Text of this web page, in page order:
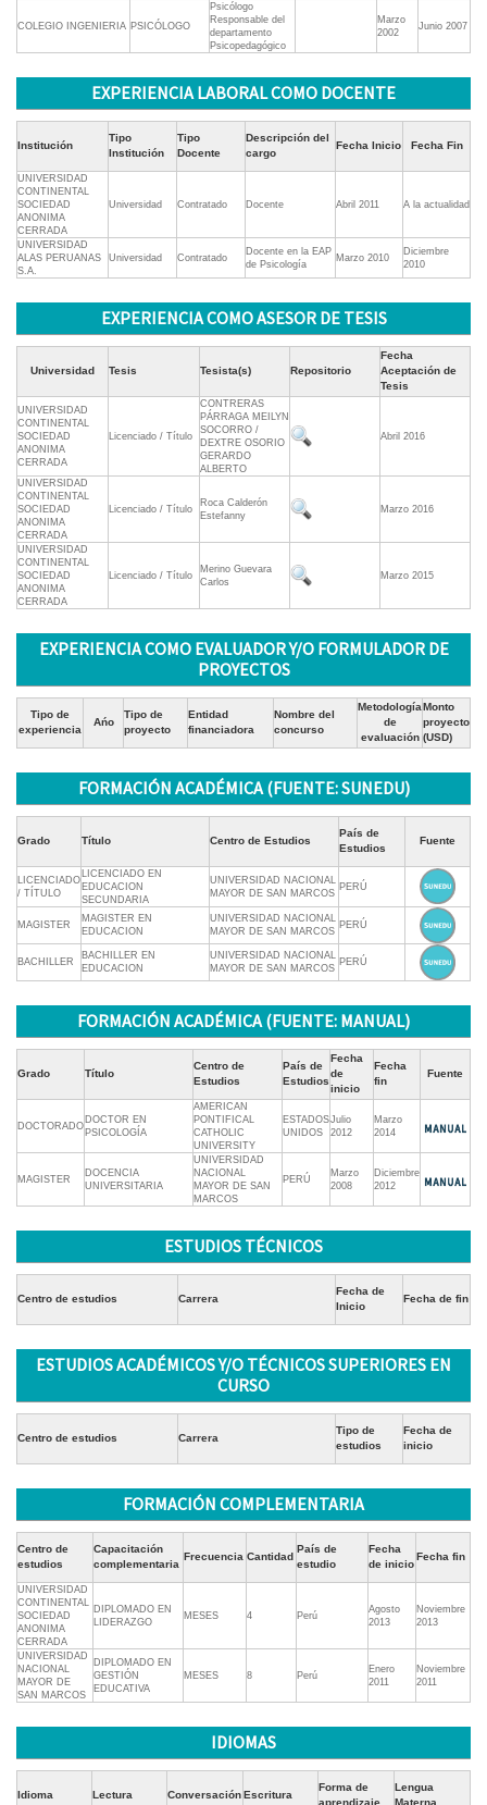
COLEGIO INGENIERIA PSICÓLOGO
Psicólogo
Responsable del
departamento
Psicopedagógico
Marzo
2002
Junio 2007
EXPERIENCIA LABORAL COMO DOCENTE
Institución
Tipo
Institución
Tipo
Docente
Descripción del
cargo
Fecha Inicio Fecha Fin
UNIVERSIDAD
CONTINENTAL
SOCIEDAD
ANONIMA
CERRADA
Universidad Contratado Docente Abril 2011 A la actualidad
UNIVERSIDAD
ALAS PERUANAS
S.A.
Universidad Contratado
Docente en la EAP
de Psicología
Marzo 2010
Diciembre
2010
EXPERIENCIA COMO ASESOR DE TESIS
Universidad Tesis Tesista(s) Repositorio
Fecha
Aceptación de
Tesis
UNIVERSIDAD
CONTINENTAL
SOCIEDAD
ANONIMA
CERRADA
Licenciado / Título
CONTRERAS
PÁRRAGA MEILYN
SOCORRO /
DEXTRE OSORIO
GERARDO
ALBERTO
Abril 2016
UNIVERSIDAD
CONTINENTAL
SOCIEDAD
ANONIMA
CERRADA
Licenciado / Título
Roca Calderón
Estefanny
Marzo 2016
UNIVERSIDAD
CONTINENTAL
SOCIEDAD
ANONIMA
CERRADA
Licenciado / Título
Merino Guevara
Carlos
Marzo 2015
EXPERIENCIA COMO EVALUADOR Y/O FORMULADOR DE
PROYECTOS
Tipo de
experiencia
Ańo
Tipo de
proyecto
Entidad
financiadora
Nombre del
concurso
Metodología
de
evaluación
Monto
proyecto
(USD)
FORMACIÓN ACADÉMICA (FUENTE: SUNEDU)
Grado Título Centro de Estudios
País de
Estudios
Fuente
LICENCIADO
/ TÍTULO
LICENCIADO EN
EDUCACION
SECUNDARIA
UNIVERSIDAD NACIONAL
MAYOR DE SAN MARCOS
PERÚ
MAGISTER
MAGISTER EN
EDUCACION
UNIVERSIDAD NACIONAL
MAYOR DE SAN MARCOS
PERÚ
BACHILLER
BACHILLER EN
EDUCACION
UNIVERSIDAD NACIONAL
MAYOR DE SAN MARCOS
PERÚ
FORMACIÓN ACADÉMICA (FUENTE: MANUAL)
Grado Título
Centro de
Estudios
País de
Estudios
Fecha
de
inicio
Fecha
fin
Fuente
DOCTORADO
DOCTOR EN
PSICOLOGÍA
AMERICAN
PONTIFICAL
CATHOLIC
UNIVERSITY
ESTADOS
UNIDOS
Julio
2012
Marzo
2014
MAGISTER
DOCENCIA
UNIVERSITARIA
UNIVERSIDAD
NACIONAL
MAYOR DE SAN
MARCOS
PERÚ
Marzo
2008
Diciembre
2012
ESTUDIOS TÉCNICOS
Centro de estudios Carrera
Fecha de
Inicio
Fecha de fin
ESTUDIOS ACADÉMICOS Y/O TÉCNICOS SUPERIORES EN
CURSO
Centro de estudios Carrera
Tipo de
estudios
Fecha de
inicio
FORMACIÓN COMPLEMENTARIA
Centro de
estudios
Capacitación
complementaria
Frecuencia Cantidad
País de
estudio
Fecha
de inicio
Fecha fin
UNIVERSIDAD
CONTINENTAL
SOCIEDAD
ANONIMA
CERRADA
DIPLOMADO EN
LIDERAZGO
MESES 4 Perú
Agosto
2013
Noviembre
2013
UNIVERSIDAD
NACIONAL
MAYOR DE
SAN MARCOS
DIPLOMADO EN
GESTIÓN
EDUCATIVA
MESES 8 Perú
Enero
2011
Noviembre
2011
IDIOMAS
Idioma Lectura ConversaciónEscritura
Forma de
aprendizaje
Lengua
Materna